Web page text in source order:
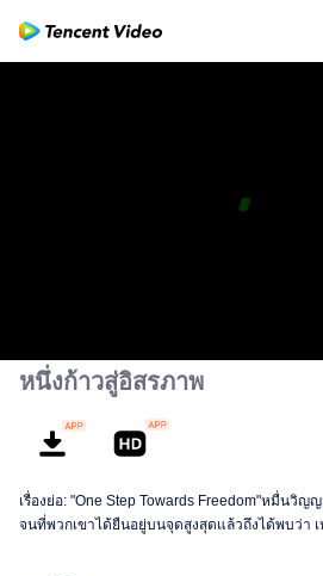
หนึ่งก้าวสู่อิสรภาพ
เรื่องย่อ: "One Step Towards Freedom"หมื่นวิ
จนที่พวกเขาได้ยืนอยู่บนจุดสูงสุดแล้วถึงได้พบว่า